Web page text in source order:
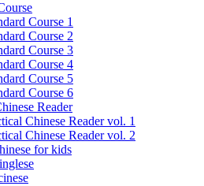
Course 1
Course 2
Course 3
Course 4
Course 5
Course 6
Reader
Chinese Reader vol. 1
Chinese Reader vol. 2
for kids